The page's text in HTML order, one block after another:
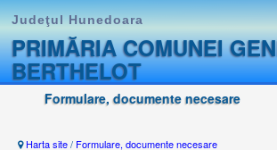
Judeţul Hunedoara
PRIMĂRIA COMUNEI
BERTHELOT
Formulare, documente necesare
Harta site/ Formulare, documente necesare